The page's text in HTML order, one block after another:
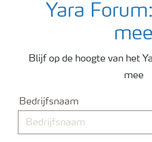
Yara
mee
Blijf op de hoogte van het
mee
Bedrijfsnaam